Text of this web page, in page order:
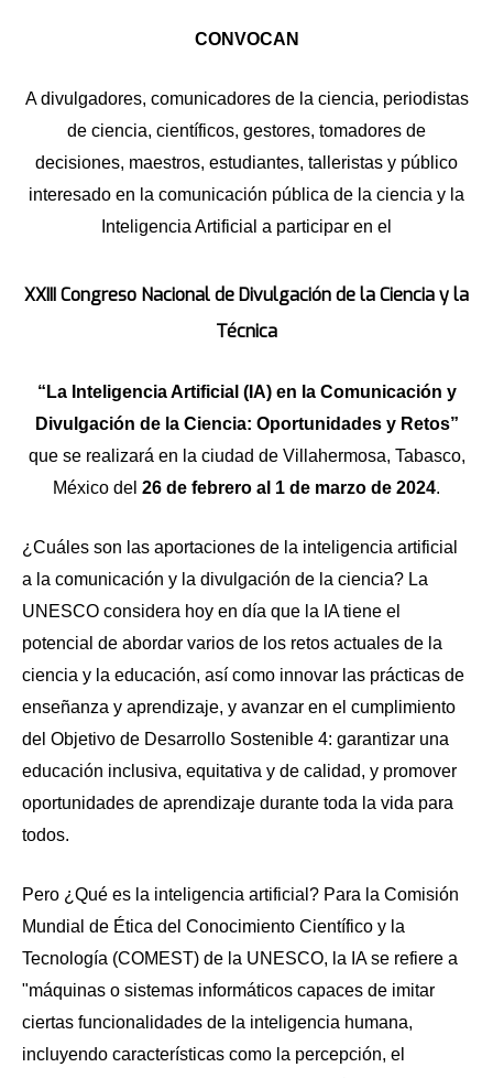
CONVOCAN
A divulgadores, comunicadores de la ciencia, periodistas
de ciencia, científicos, gestores, tomadores de
decisiones, maestros, estudiantes, talleristas y público
interesado en la comunicación pública de la ciencia y la
Inteligencia Artificial a participar en el
XXIII Congreso Nacional de Divulgación de la Ciencia y la
Técnica
“La Inteligencia Artificial (IA) en la Comunicación y
Divulgación de la Ciencia: Oportunidades y Retos”
que se realizará en la ciudad de Villahermosa, Tabasco,
México del 26 de febrero al 1 de marzo de 2024.
¿Cuáles son las aportaciones de la inteligencia artificial
a la comunicación y la divulgación de la ciencia? La
UNESCO considera hoy en día que la IA tiene el
potencial de abordar varios de los retos actuales de la
ciencia y la educación, así como innovar las prácticas de
enseñanza y aprendizaje, y avanzar en el cumplimiento
del Objetivo de Desarrollo Sostenible 4: garantizar una
educación inclusiva, equitativa y de calidad, y promover
oportunidades de aprendizaje durante toda la vida para
todos.
Pero ¿Qué es la inteligencia artificial? Para la Comisión
Mundial de Ética del Conocimiento Científico y la
Tecnología (COMEST) de la UNESCO, la IA se refiere a
"máquinas o sistemas informáticos capaces de imitar
ciertas funcionalidades de la inteligencia humana,
incluyendo características como la percepción, el